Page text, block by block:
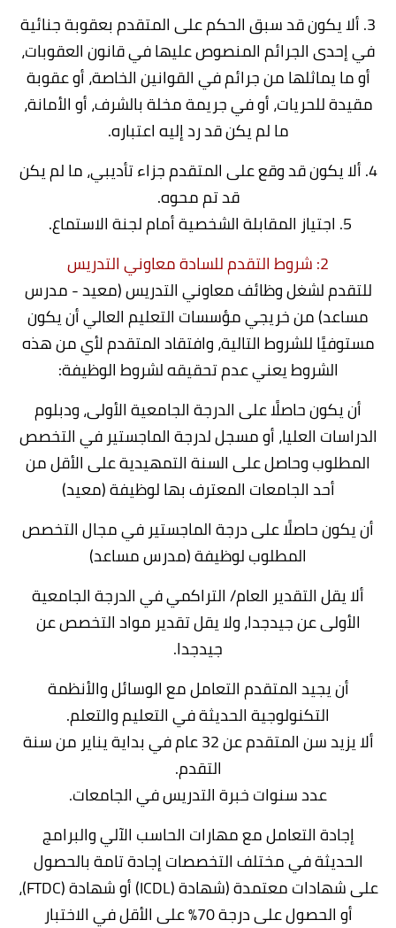
3. ألا يكون قد سبق الحكم على المتقدم بعقوبة جنائية
في إحدى الجرائم المنصوص عليها في قانون العقوبات،
أو ما يماثلها من جرائم في القوانين الخاصة، أو عقوبة
مقيدة للحريات، أو في جريمة مخلة بالشرف، أو الأمانة،
ما لم يكن قد رد إليه اعتباره.
4. ألا يكون قد وقع على المتقدم جزاء تأديبي، ما لم يكن
قد تم محوه.
5. اجتياز المقابلة الشخصية أمام لجنة الاستماع.
2: شروط التقدم للسادة معاوني التدريس
للتقدم لشغل وظائف معاوني التدريس (معيد - مدرس
مساعد) من خريجي مؤسسات التعليم العالي أن يكون
مستوفيًا للشروط التالية، وافتقاد المتقدم لأي من هذه
الشروط يعني عدم تحقيقه لشروط الوظيفة:
أن يكون حاصلًا على الدرجة الجامعية الأولى، ودبلوم
الدراسات العليا، أو مسجل لدرجة الماجستير في التخصص
المطلوب وحاصل على السنة التمهيدية على الأقل من
أحد الجامعات المعترف بها لوظيفة (معيد)
أن يكون حاصلًا على درجة الماجستير في مجال التخصص
المطلوب لوظيفة (مدرس مساعد)
ألا يقل التقدير العام/ التراكمي في الدرجة الجامعية
الأولى عن جيدجدا، ولا يقل تقدير مواد التخصص عن
جيدجدا.
أن يجيد المتقدم التعامل مع الوسائل والأنظمة
التكنولوجية الحديثة في التعليم والتعلم.
ألا يزيد سن المتقدم عن 32 عام في بداية يناير من سنة
التقدم.
عدد سنوات خبرة التدريس في الجامعات.
إجادة التعامل مع مهارات الحاسب الآلي والبرامج
الحديثة في مختلف التخصصات إجادة تامة بالحصول
على شهادات معتمدة (شهادة (ICDL) أو شهادة (FTDC)،
أو الحصول على درجة 70% على الأقل في الاختبار